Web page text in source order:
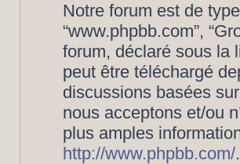
Notre forum est de
“www.phpbb.com”,
forum, déclaré sous la
peut être téléchargé
discussions basées
nous acceptons et/ou
plus amples
http://www.phpbb.com/.